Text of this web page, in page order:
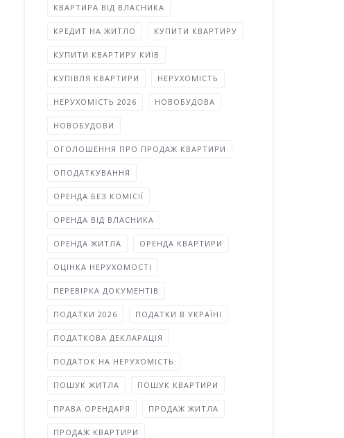
КВАРТИРА ВІД ВЛАСНИКА
КРЕДИТ НА ЖИТЛО КУПИТИ КВАРТИРУ
КУПИТИ КВАРТИРУ КИЇВ
КУПІВЛЯ КВАРТИРИ НЕРУХОМІСТЬ
НЕРУХОМІСТЬ 2026 НОВОБУДОВА
НОВОБУДОВИ
ОГОЛОШЕННЯ ПРО ПРОДАЖ КВАРТИРИ
ОПОДАТКУВАННЯ
ОРЕНДА БЕЗ КОМІСІЇ
ОРЕНДА ВІД ВЛАСНИКА
ОРЕНДА ЖИТЛА ОРЕНДА КВАРТИРИ
ОЦІНКА НЕРУХОМОСТІ
ПЕРЕВІРКА ДОКУМЕНТІВ
ПОДАТКИ 2026 ПОДАТКИ В УКРАЇНІ
ПОДАТКОВА ДЕКЛАРАЦІЯ
ПОДАТОК НА НЕРУХОМІСТЬ
ПОШУК ЖИТЛА ПОШУК КВАРТИРИ
ПРАВА ОРЕНДАРЯ ПРОДАЖ ЖИТЛА
ПРОДАЖ КВАРТИРИ